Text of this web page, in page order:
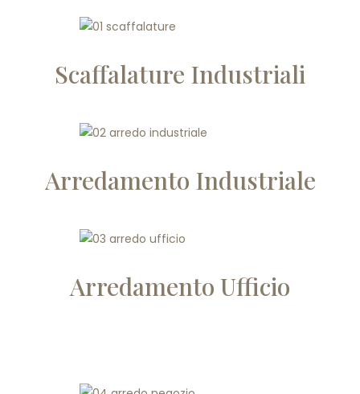
Scaffalature Industriali
Arredamento Industriale
Arredamento Ufficio